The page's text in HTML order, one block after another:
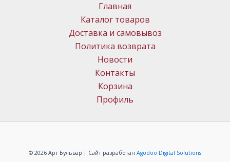
Главная
Каталог товаров
Доставка и самовывоз
Политика возврата
Новости
Контакты
Корзина
Профиль
© 2026 Арт Бульвар | Сайт разработан Agodoo Digital Solutions